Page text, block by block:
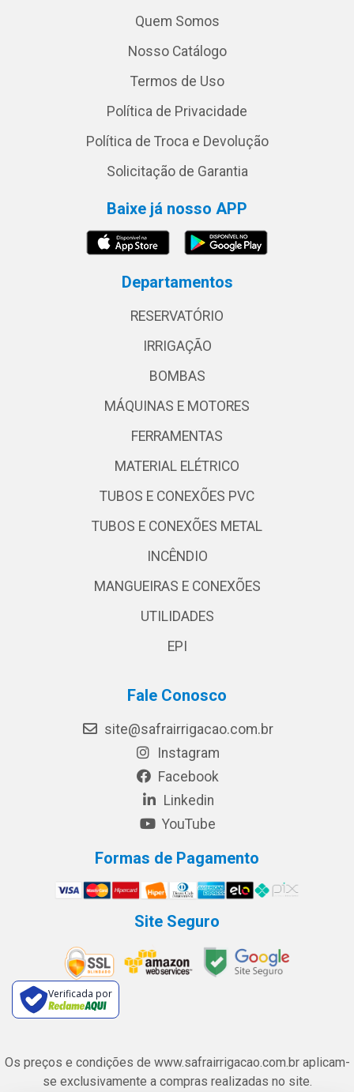
Quem Somos
Nosso Catálogo
Termos de Uso
Política de Privacidade
Política de Troca e Devolução
Solicitação de Garantia
Baixe já nosso APP
Departamentos
RESERVATÓRIO
IRRIGAÇÃO
BOMBAS
MÁQUINAS E MOTORES
FERRAMENTAS
MATERIAL ELÉTRICO
TUBOS E CONEXÕES PVC
TUBOS E CONEXÕES METAL
INCÊNDIO
MANGUEIRAS E CONEXÕES
UTILIDADES
EPI
Fale Conosco
site@safrairrigacao.com.br
Instagram
Facebook
Linkedin
YouTube
Formas de Pagamento
Site Seguro
Verificada por
Os preços e condições de www.safrairrigacao.com.br aplicam-
se exclusivamente a compras realizadas no site.